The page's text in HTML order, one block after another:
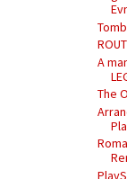
A
The